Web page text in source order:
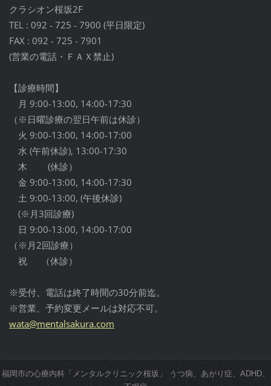
クラシオン桜坂2F
TEL : 092 - 725 - 7900 (平日限定)
FAX : 092 - 725 - 7901
(営業の電話・ＦＡＸ禁止)
【診療時間】
月 9:00-13:00, 14:00-17:30
（※日曜診療の翌日午前は休診）
火 9:00-13:00, 14:00-17:00
水 (午前休診), 13:00-17:30
木 (休診）
金 9:00-13:00, 14:00-17:30
土 9:00-13:00, (午後休診)
(※月3回診療)
日 9:00-13:00, 14:00-17:00
（※月2回診療）
祝 （休診）
※受付、電話は終了時間の30分前迄。
※営業、予約変更メールは対応不可。
wata@mentalsakura.com
福岡市の心療内科「メンタルクリニック桜坂」 うつ病、あがり症、ADHD、